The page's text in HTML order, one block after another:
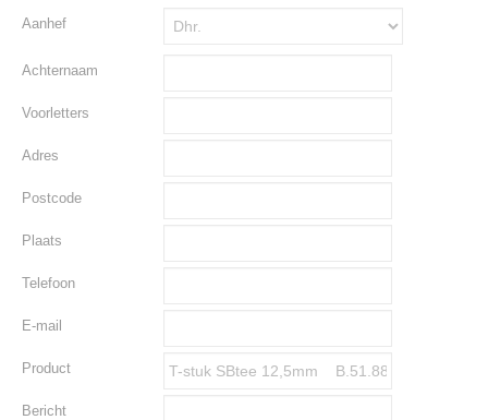
Aanhef
Achternaam
Voorletters
Adres
Postcode
Plaats
Telefoon
E-mail
Product
Bericht